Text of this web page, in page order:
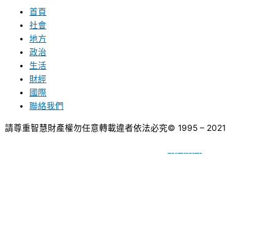
首頁
社會
地方
政治
生活
財經
國際
聯絡我們
請尊重智慧財產權勿任意轉載違者依法必究© 1995 – 2021